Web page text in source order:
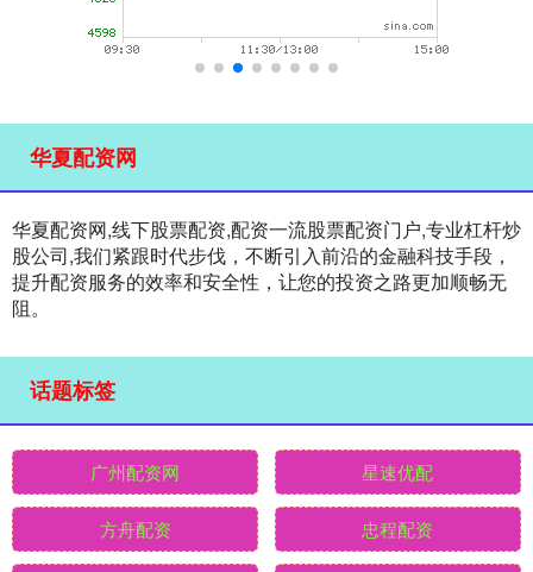
华夏配资网
华夏配资网,线下股票配资,配资一流股票配资门户,专业杠杆炒
股公司,我们紧跟时代步伐，不断引入前沿的金融科技手段，
提升配资服务的效率和安全性，让您的投资之路更加顺畅无
阻。
话题标签
广州配资网 星速优配
方舟配资 忠程配资